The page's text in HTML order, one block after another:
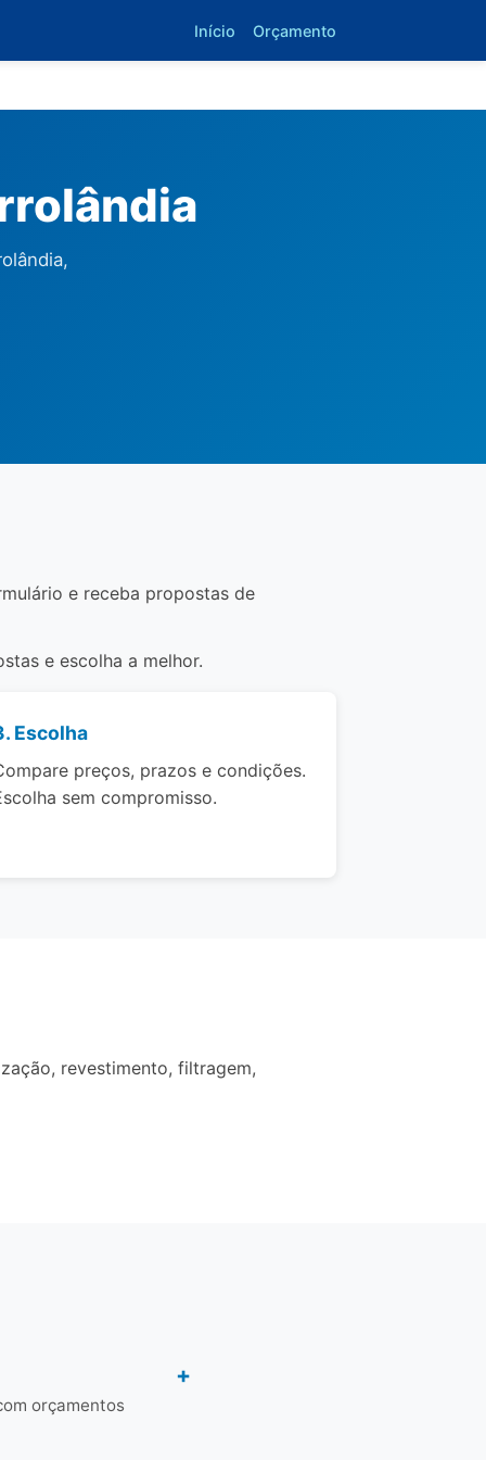
Início Orçamento
e receba propostas de
e escolha a melhor.
Escolha
preços, prazos e condições.
sem compromisso.
revestimento, filtragem,
orçamentos